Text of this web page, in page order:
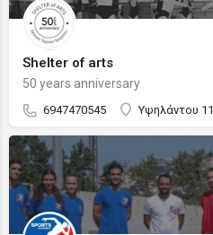
Shelter of arts
50 years anniversary
6947470545 Υψηλάντου 11